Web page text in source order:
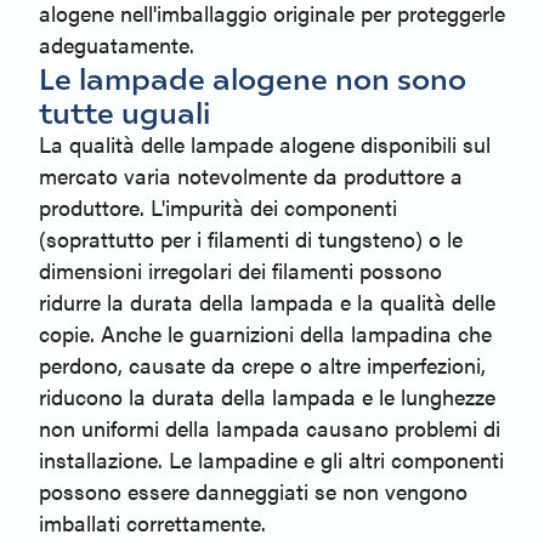
alogene nell'imballaggio originale per proteggerle
adeguatamente.
Le lampade alogene non sono
tutte uguali
La qualità delle lampade alogene disponibili sul
mercato varia notevolmente da produttore a
produttore. L'impurità dei componenti
(soprattutto per i filamenti di tungsteno) o le
dimensioni irregolari dei filamenti possono
ridurre la durata della lampada e la qualità delle
copie. Anche le guarnizioni della lampadina che
perdono, causate da crepe o altre imperfezioni,
riducono la durata della lampada e le lunghezze
non uniformi della lampada causano problemi di
installazione. Le lampadine e gli altri componenti
possono essere danneggiati se non vengono
imballati correttamente.